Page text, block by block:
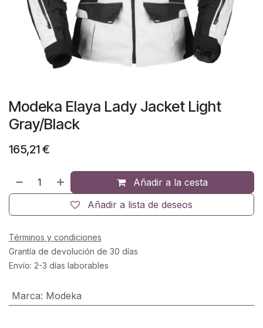
Modeka Elaya Lady Jacket Light
Gray/Black
165,21€
Añadir a la cesta
Añadir a lista de deseos
Términos y condiciones
Grantía de devolución de 30 días
Envío: 2-3 días laborables
Marca: Modeka